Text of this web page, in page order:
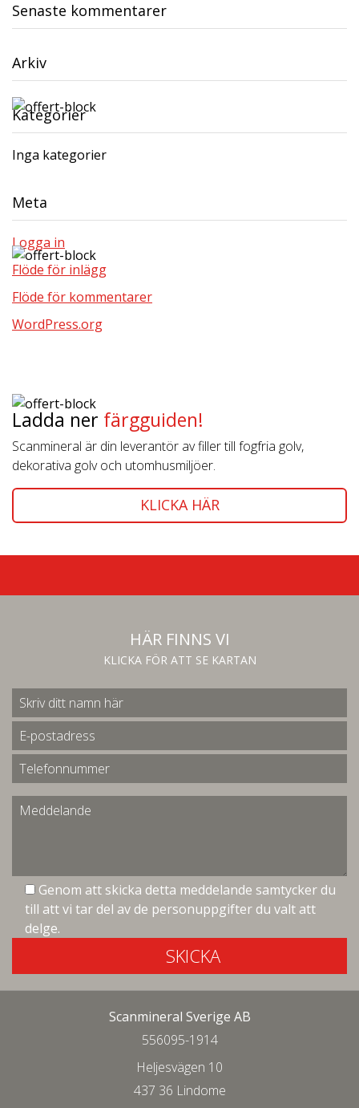
Senaste kommentarer
Arkiv
Kategorier
Inga kategorier
Meta
Logga in
Flöde för inlägg
Flöde för kommentarer
WordPress.org
Ladda ner färgguiden!
Scanmineral är din leverantör av filler till fogfria golv,
dekorativa golv och utomhusmiljöer.
KLICKA HÄR
HÄR FINNS VI
KLICKA FÖR ATT SE KARTAN
Genom att skicka detta meddelande samtycker du
till att vi tar del av de personuppgifter du valt att
delge.
SKICKA
Scanmineral Sverige AB
556095-1914
Heljesvägen 10
437 36 Lindome